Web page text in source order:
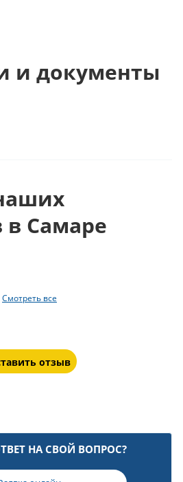
и документы
в Самаре
Смотреть все
отзыв
НА СВОЙ ВОПРОС?